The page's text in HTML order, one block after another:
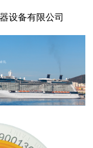
设备有限公司